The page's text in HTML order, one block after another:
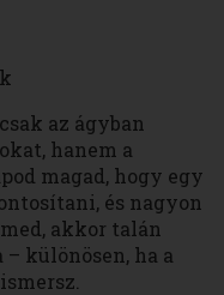
az ágyban
hanem a
magad, hogy egy
és nagyon
akkor talán
különösen, ha a